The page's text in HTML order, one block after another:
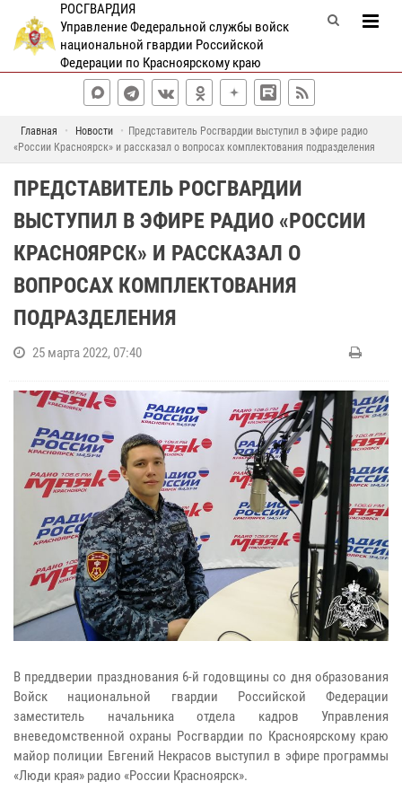
РОСГВАРДИЯ
Управление Федеральной службы войск
национальной гвардии Российской
Федерации по Красноярскому краю
Главная Новости
Представитель Росгвардии выступил в эфире радио
«России Красноярск» и рассказал о вопросах комплектования подразделения
ПРЕДСТАВИТЕЛЬ РОСГВАРДИИ
ВЫСТУПИЛ В ЭФИРЕ РАДИО «РОССИИ
КРАСНОЯРСК» И РАССКАЗАЛ О
ВОПРОСАХ КОМПЛЕКТОВАНИЯ
ПОДРАЗДЕЛЕНИЯ
25 марта 2022, 07:40
В преддверии празднования 6-й годовщины со дня образования
Войск национальной гвардии Российской Федерации
заместитель начальника отдела кадров Управления
вневедомственной охраны Росгвардии по Красноярскому краю
майор полиции Евгений Некрасов выступил в эфире программы
«Люди края» радио «России Красноярск».